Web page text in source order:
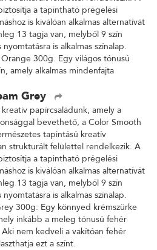
a tapintható prégelési
is kiválóan alkalmas alternatívát
13 tagja van, melyből 9 szín
is alkalmas színalap.
300g. Egy világos tónusú
amely alkalmas mindenfajta
Grey
papírcsaládunk, amely a
bevethető, a Color Smooth
tapintású kreatív
strukturált felülettel rendelkezik. A
a tapintható prégelési
is kiválóan alkalmas alternatívát
13 tagja van, melyből 9 szín
is alkalmas színalap.
300g: Egy könnyed krémszürke
inkább a meleg tónusú fehér
nem kedveli a vakítóan fehér
ezt a színt.